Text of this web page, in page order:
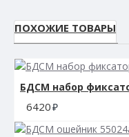
ПОХОЖИЕ ТОВАРЫ
6420